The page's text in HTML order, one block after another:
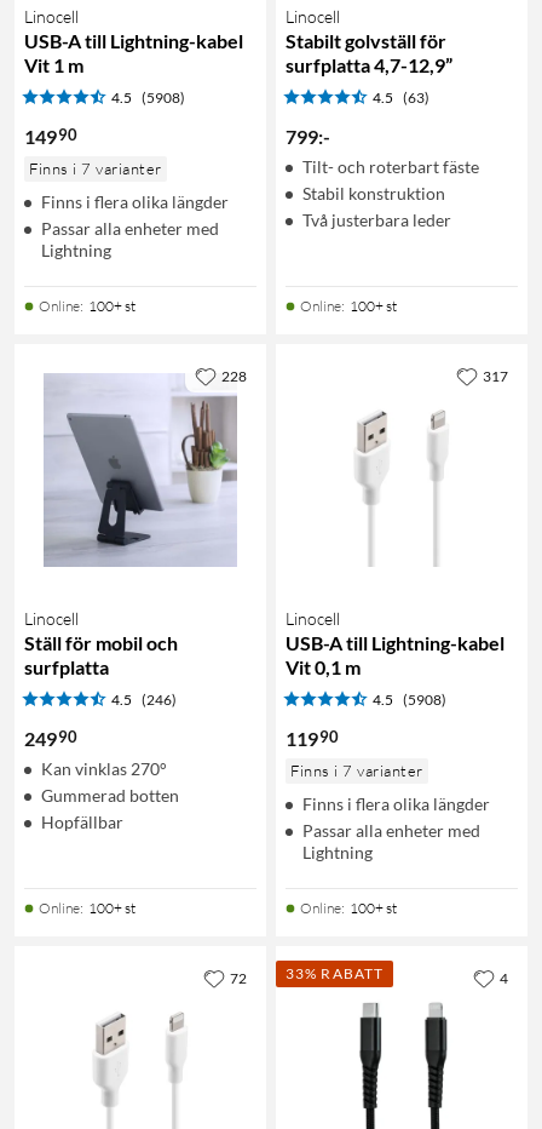
Linocell
USB-A till Lightning-kabel
Vit 1 m
4.5 (5908)
14990
Finns i 7 varianter
Finns i flera olika längder
Passar alla enheter med
Lightning
Online: 100+ st
Linocell
Stabilt golvställ för
surfplatta 4,7-12,9”
4.5 (63)
799:-
Tilt- och roterbart fäste
Stabil konstruktion
Två justerbara leder
Online: 100+ st
Linocell
Ställ för mobil och
surfplatta
4.5 (246)
24990
Kan vinklas 270°
Gummerad botten
Hopfällbar
Online: 100+ st
228
Linocell
USB-A till Lightning-kabel
Vit 0,1 m
4.5 (5908)
11990
Finns i 7 varianter
Finns i flera olika längder
Passar alla enheter med
Lightning
Online: 100+ st
317
72 33% RABATT 4